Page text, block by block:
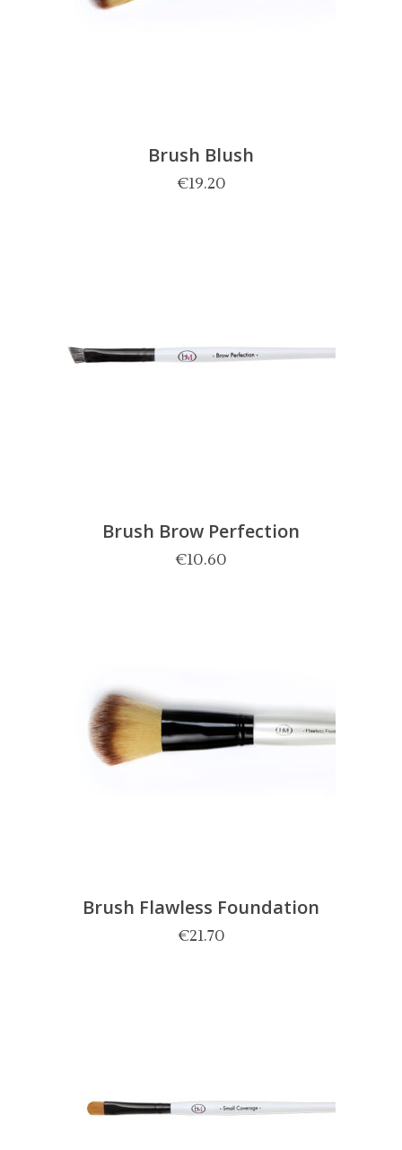
Brush Blush
€19.20
Brush Brow Perfection
€10.60
Brush Flawless Foundation
€21.70